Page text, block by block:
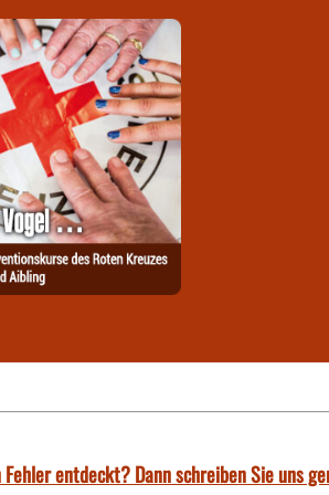
Fehler entdeckt? Dann schreiben Sie uns